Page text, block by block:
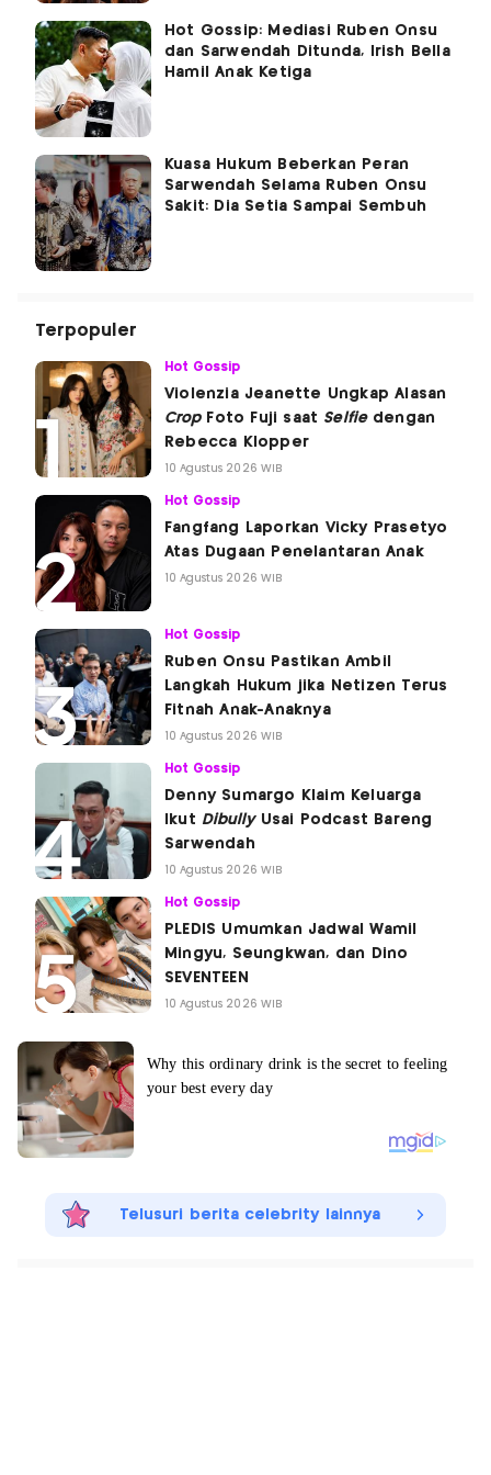
Hot Gossip: Mediasi Ruben Onsu
dan Sarwendah Ditunda, Irish Bella
Hamil Anak Ketiga
Kuasa Hukum Beberkan Peran
Sarwendah Selama Ruben Onsu
Sakit: Dia Setia Sampai Sembuh
Terpopuler
Hot Gossip
Violenzia Jeanette Ungkap Alasan
CropFoto Fuji saat Selfiedengan
Rebecca Klopper
10 Agustus 2026 WIB
Hot Gossip
Fangfang Laporkan Vicky Prasetyo
Atas Dugaan Penelantaran Anak
10 Agustus 2026 WIB
Hot Gossip
Ruben Onsu Pastikan Ambil
Langkah Hukum jika Netizen Terus
Fitnah Anak-Anaknya
10 Agustus 2026 WIB
Hot Gossip
Denny Sumargo Klaim Keluarga
Ikut DibullyUsai Podcast Bareng
Sarwendah
10 Agustus 2026 WIB
Hot Gossip
PLEDIS Umumkan Jadwal Wamil
Mingyu, Seungkwan, dan Dino
SEVENTEEN
10 Agustus 2026 WIB
Telusuri berita celebrity lainnya